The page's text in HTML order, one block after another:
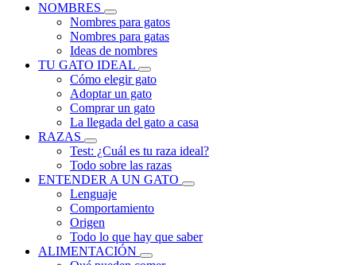
NOMBRES
Nombres para gatos
Nombres para gatas
Ideas de nombres
TU GATO IDEAL
Cómo elegir gato
Adoptar un gato
Comprar un gato
La llegada del gato a casa
RAZAS
Test: ¿Cuál es tu raza ideal?
Todo sobre las razas
ENTENDER A UN GATO
Lenguaje
Comportamiento
Origen
Todo lo que hay que saber
ALIMENTACIÓN